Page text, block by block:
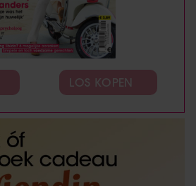
LOS KOPEN